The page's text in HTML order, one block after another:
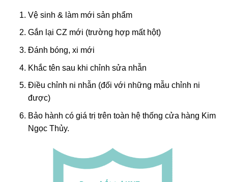
Vệ sinh & làm mới sản phẩm
Gắn lại CZ mới (trường hợp mất hột)
Đánh bóng, xi mới
Khắc tên sau khi chỉnh sửa nhẫn
Điều chỉnh ni nhẫn (đối với những mẫu chỉnh ni
được)
Bảo hành có giá trị trên toàn hệ thống cửa hàng Kim
Ngọc Thủy.